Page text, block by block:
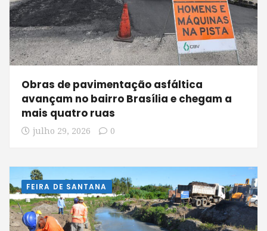
Obras de pavimentação asfáltica
avançam no bairro Brasília e chegam a
mais quatro ruas
julho 29, 2026 0
FEIRA DE SANTANA